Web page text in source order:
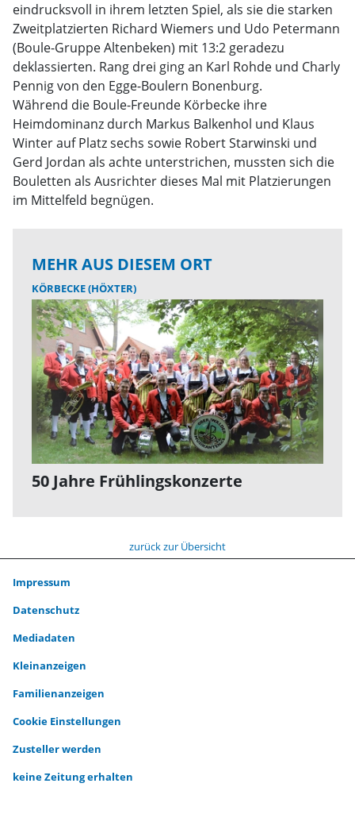
eindrucksvoll in ihrem letzten Spiel, als sie die starken
Zweitplatzierten Richard Wiemers und Udo Petermann
(Boule-Gruppe Altenbeken) mit 13:2 geradezu
deklassierten. Rang drei ging an Karl Rohde und Charly
Pennig von den Egge-Boulern Bonenburg.
Während die Boule-Freunde Körbecke ihre
Heimdominanz durch Markus Balkenhol und Klaus
Winter auf Platz sechs sowie Robert Starwinski und
Gerd Jordan als achte unterstrichen, mussten sich die
Bouletten als Ausrichter dieses Mal mit Platzierungen
im Mittelfeld begnügen.
MEHR AUS DIESEM ORT
KÖRBECKE (HÖXTER)
50 Jahre Frühlingskonzerte
zurück zur Übersicht
Impressum
Datenschutz
Mediadaten
Kleinanzeigen
Familienanzeigen
Cookie Einstellungen
Zusteller werden
keine Zeitung erhalten